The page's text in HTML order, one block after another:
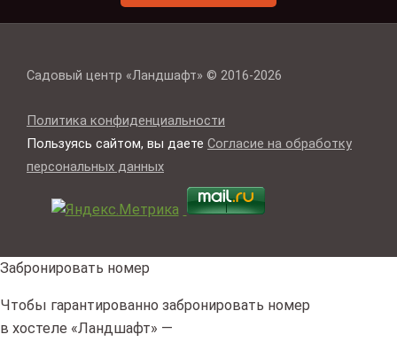
Садовый центр «Ландшафт» © 2016-2026
Политика конфиденциальности
Пользуясь сайтом, вы даете Согласие на обработку
персональных данных
Забронировать номер
Чтобы гарантированно забронировать номер
в хостеле «Ландшафт» —